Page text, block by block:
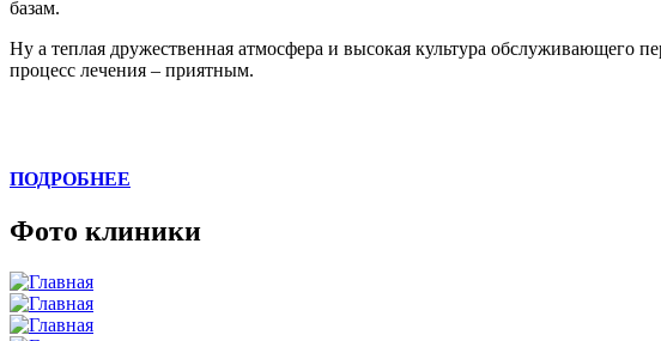
базам.
Ну а теплая дружественная атмосфера и высокая культура обслуживающего
процесс лечения – приятным.
ПОДРОБНЕЕ
Фото клиники